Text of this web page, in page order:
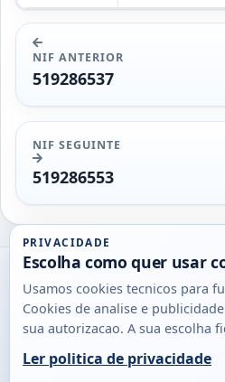
NIF ANTERIOR
519286537
NIF SEGUINTE
519286553
Utils
DB
Consultas
para
PRIVACIDADE
Escolha como quer usar
Usamos cookies tecnicos para
Cookies de analise e
sua autorizacao. A sua escolha
Ler politica de privacidade